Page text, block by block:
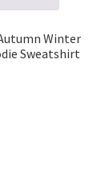
Winter
Sweatshirt